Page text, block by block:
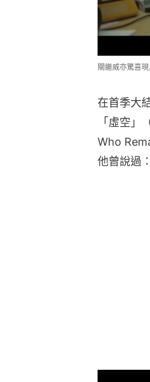
關繼威亦驚喜
在首季大
「虛空
Who
他曾說過